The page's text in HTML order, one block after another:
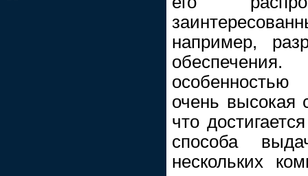
например,
очень высокая
что
способа
нескольких